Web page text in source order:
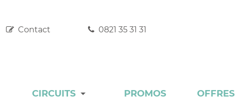
Contact 0821 35 31 31
CIRCUITS PROMOS OFFRES